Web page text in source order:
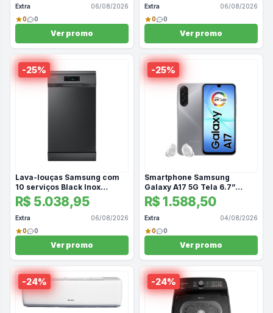
Extra
06/08/2026
0
0
Ver promo
Extra
06/08/2026
0
0
Ver promo
-25%
Lava-louças Samsung com
10 serviços Black Inox
(220V)
R$ 5.038,95
Extra
06/08/2026
0
0
Ver promo
-25%
Smartphone Samsung
Galaxy A17 5G Tela 6.7”
256GB Câmera Tripla 50MP
Cinza + Galaxy Buds Core
Bluetooth Branco
R$ 1.588,50
Extra
04/08/2026
0
0
Ver promo
-24% -24%